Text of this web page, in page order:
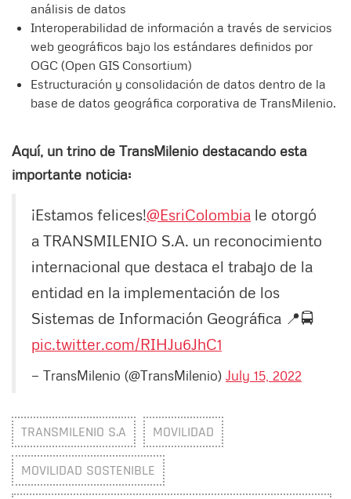
análisis de datos
Interoperabilidad de información a través de servicios
web geográficos bajo los estándares definidos por
OGC (Open GIS Consortium)
Estructuración y consolidación de datos dentro de la
base de datos geográfica corporativa de TransMilenio.
Aquí, un trino de TransMilenio destacando esta
importante noticia:
¡Estamos felices!@EsriColombia le otorgó
a TRANSMILENIO S.A. un reconocimiento
internacional que destaca el trabajo de la
entidad en la implementación de los
Sistemas de Información Geográfica 📍🚍
pic.twitter.com/RIHJu6JhC1
— TransMilenio (@TransMilenio) July 15, 2022
TRANSMILENIO S.A MOVILIDAD
MOVILIDAD SOSTENIBLE